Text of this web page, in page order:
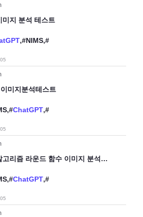
미지 분석 테스트
,#NIMS,#
미지분석테스트
ChatGPT,#
고리즘 라운드 함수 이미지 분석
ChatGPT,#